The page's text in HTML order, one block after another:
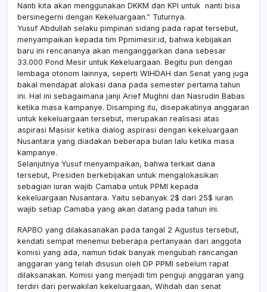
Nanti kita akan menggunakan DKKM dan KPI untuk nanti bisa
bersinegerni dengan Kekeluargaan.” Tuturnya.
Yusuf Abdullah selaku pimpinan sidang pada rapat tersebut,
menyampaikan kepada tim Ppmimesir.id, bahwa kebijakan
baru ini rencananya akan menganggarkan dana sebesar
33.000 Pond Mesir untuk Kekeluargaan. Begitu pun dengan
lembaga otonom lainnya, seperti WIHDAH dan Senat yang juga
bakal mendapat alokasi dana pada semester pertama tahun
ini. Hal ini sebagaimana janji Arief Mughni dan Nasrudin Babas
ketika masa kampanye. Disamping itu, disepakatinya anggaran
untuk kekeluargaan tersebut, merupakan realisasi atas
aspirasi Masisir ketika dialog aspirasi dengan kekeluargaan
Nusantara yang diadakan beberapa bulan lalu ketika masa
kampanye.
Selanjutnya Yusuf menyampaikan, bahwa terkait dana
tersebut, Presiden berkebijakan untuk mengalokasikan
sebagian iuran wajib Camaba untuk PPMI kepada
kekeluargaan Nusantara. Yaitu sebanyak 2$ dari 25$ iuran
wajib setiap Camaba yang akan datang pada tahun ini.
RAPBO yang dilakasanakan pada tangal 2 Agustus tersebut,
kendati sempat menemui beberapa pertanyaan dari anggota
komisi yang ada, namun tidak banyak mengubah rancangan
anggaran yang telah disusun oleh DP PPMI sebelum rapat
dilaksanakan. Komisi yang menjadi tim penguji anggaran yang
terdiri dari perwakilan kekeluargaan, Wihdah dan senat